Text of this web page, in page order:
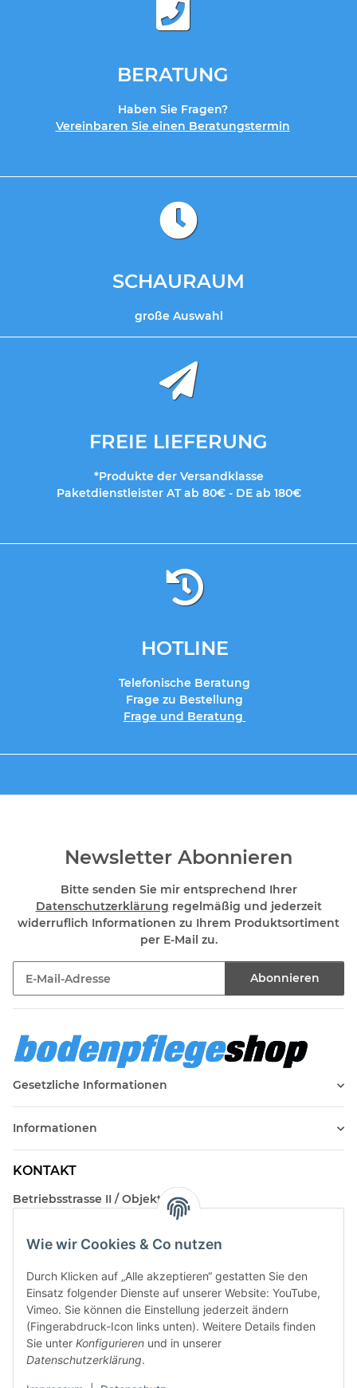
Wie wir Cookies & Co nutzen
Durch Klicken auf „Alle akzeptieren“ gestatten Sie den
Einsatz folgender Dienste auf unserer Website: YouTube,
Vimeo. Sie können die Einstellung jederzeit ändern
(Fingerabdruck-Icon links unten). Weitere Details finden
Sie unter Konfigurieren und in unserer
Datenschutzerklärung.
BERATUNG
Haben Sie Fragen?
Vereinbaren Sie einen Beratungstermin
SCHAURAUM
große Auswahl
FREIE LIEFERUNG
*Produkte der Versandklasse
Paketdienstleister AT ab 80€ - DE ab 180€
HOTLINE
Telefonische Beratung
Frage zu Bestellung
Frage und Beratung
Newsletter Abonnieren
Bitte senden Sie mir entsprechend Ihrer
Datenschutzerklärung regelmäßig und jederzeit
widerruflich Informationen zu Ihrem Produktsortiment
per E-Mail zu.
Abonnieren
Gesetzliche Informationen
Informationen
KONTAKT
Betriebsstrasse II / Objekt 17
Kontakt